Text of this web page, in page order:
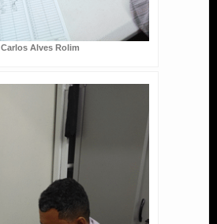
Carlos Alves Rolim